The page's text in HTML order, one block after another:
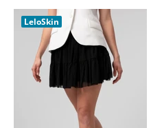
LeloSkin